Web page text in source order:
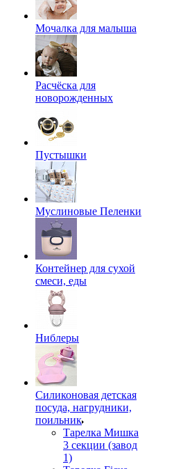
Мочалка для малыша
Расчёска для
новорожденных
Пустышки
Муслиновые Пеленки
Контейнер для сухой
смеси, еды
Ниблеры
Силиконовая детская
посуда, нагрудники,
поильник
Тарелка Мишка
3 секции (завод
1)